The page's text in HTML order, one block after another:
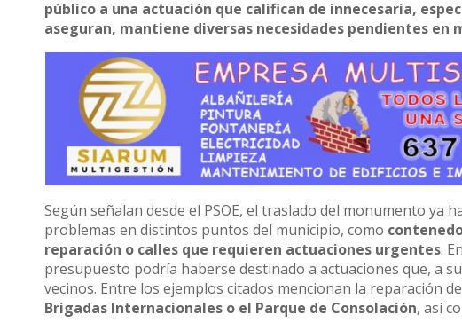
público a una actuación que califican de innecesaria,
aseguran, mantiene diversas necesidades pendientes
Según señalan desde el PSOE, el traslado del monumento ya
problemas en distintos puntos del municipio, como
reparación o calles que requieren actuaciones urgentes.
presupuesto podría haberse destinado a actuaciones que, a
vecinos. Entre los ejemplos citados mencionan la reparación
Brigadas Internacionales o el Parque de Consolación, así